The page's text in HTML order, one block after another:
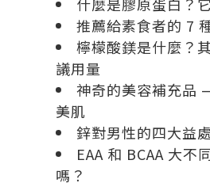
推薦給素食者的 7
檸檬酸鎂是什麼？
議用量
神奇的美容補充品
美肌
鋅對男性的四大益處
EAA 和 BCAA 大不
嗎？